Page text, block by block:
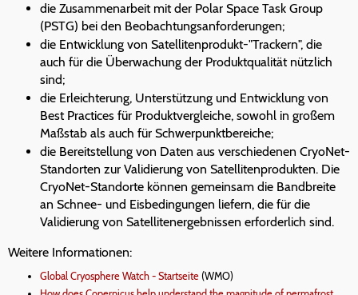
die Zusammenarbeit mit der Polar Space Task Group
(PSTG) bei den Beobachtungsanforderungen;
die Entwicklung von Satellitenprodukt-"Trackern", die
auch für die Überwachung der Produktqualität nützlich
sind;
die Erleichterung, Unterstützung und Entwicklung von
Best Practices für Produktvergleiche, sowohl in großem
Maßstab als auch für Schwerpunktbereiche;
die Bereitstellung von Daten aus verschiedenen CryoNet-
Standorten zur Validierung von Satellitenprodukten. Die
CryoNet-Standorte können gemeinsam die Bandbreite
an Schnee- und Eisbedingungen liefern, die für die
Validierung von Satellitenergebnissen erforderlich sind.
Weitere Informationen:
Global Cryosphere Watch - Startseite (WMO)